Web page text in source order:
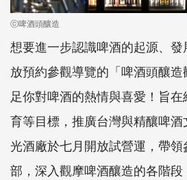
ⓒ啤酒頭釀造
想要進一步認識啤酒的起源、
放預約參觀導覽的「啤酒頭釀
足你對啤酒的熱情與喜愛！旨
育等目標，推廣台灣與精釀啤
光酒廠於七月開放試營運，帶
部，深入觀摩啤酒釀造的各階段